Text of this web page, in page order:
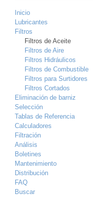
Inicio
Lubricantes
Filtros
Filtros de Aceite
Filtros de Aire
Filtros Hidráulicos
Filtros de Combustible
Filtros para Surtidores
Filtros Cortados
Eliminación de barniz
Selección
Tablas de Referencia
Calculadores
Filtración
Análisis
Boletines
Mantenimiento
Distribución
FAQ
Buscar